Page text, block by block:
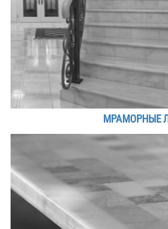
МРАМОРНЫЕ